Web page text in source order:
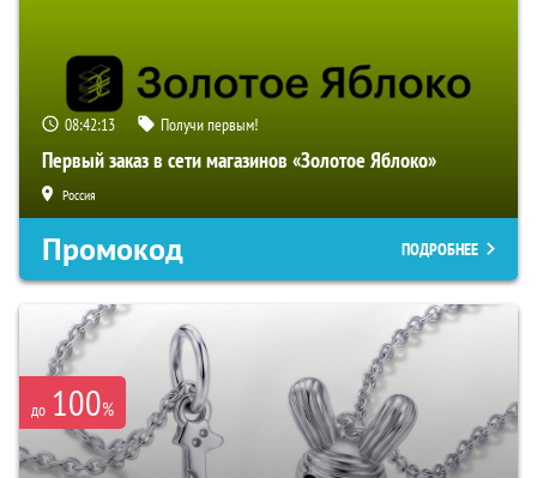
08:42:12 Получи первым!
Первый заказ в сети магазинов «Золотое Яблоко»
Россия
Промокод ПОДРОБНЕЕ
до 100%